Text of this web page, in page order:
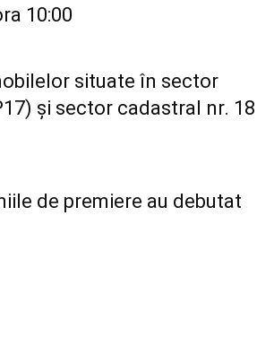
10:00
situate în sector
și sector cadastral nr. 18
de premiere au debutat